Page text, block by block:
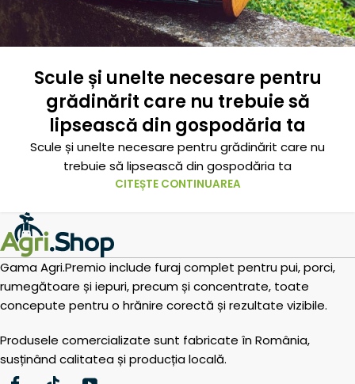
Scule și unelte necesare pentru
grădinărit care nu trebuie să
lipsească din gospodăria ta
Scule și unelte necesare pentru grădinărit care nu
trebuie să lipsească din gospodăria ta
CITEȘTE CONTINUAREA
Gama Agri.Premio include furaj complet pentru pui, porci,
rumegătoare și iepuri, precum și concentrate, toate
concepute pentru o hrănire corectă și rezultate vizibile.
Produsele comercializate sunt fabricate în România,
susținând calitatea și producția locală.